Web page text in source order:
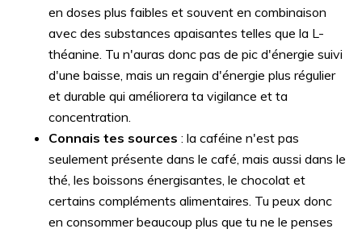
en doses plus faibles et souvent en combinaison
avec des substances apaisantes telles que la L-
théanine. Tu n'auras donc pas de pic d'énergie suivi
d'une baisse, mais un regain d'énergie plus régulier
et durable qui améliorera ta vigilance et ta
concentration.
Connais tes sources : la caféine n'est pas
seulement présente dans le café, mais aussi dans le
thé, les boissons énergisantes, le chocolat et
certains compléments alimentaires. Tu peux donc
en consommer beaucoup plus que tu ne le penses